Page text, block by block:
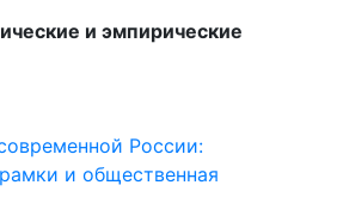
и эмпирические
России:
и общественная